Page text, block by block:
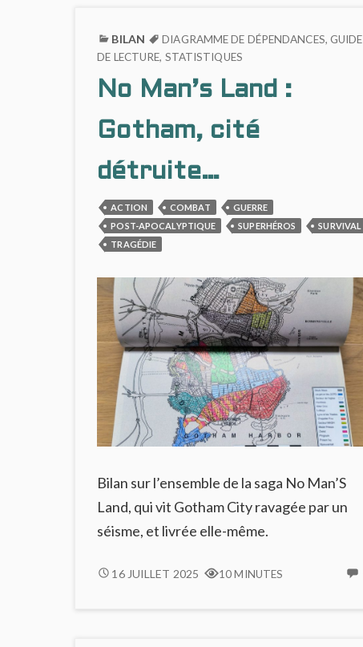
BILAN DIAGRAMME DE DÉPENDANCES, GUIDE
DE LECTURE, STATISTIQUES
No Man’s Land :
Gotham, cité
détruite…
ACTION COMBAT
GUERRE
POST-APOCALYPTIQUE
SUPERHÉROS
SURVIVAL
TRAGÉDIE
Bilan sur l’ensemble de la saga No Man’S
Land, qui vit Gotham City ravagée par un
séisme, et livrée elle-même.
NO16 JUILLET 2025 10 MINUTES